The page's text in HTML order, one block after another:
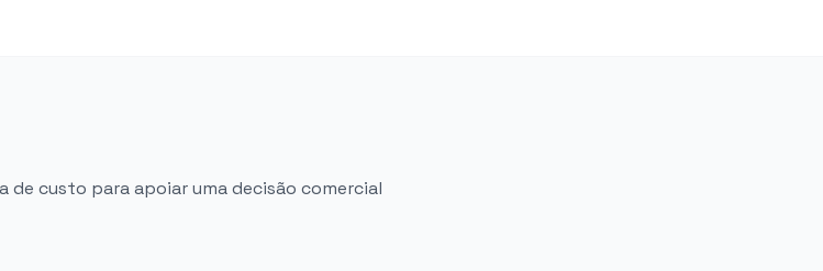
de custo para apoiar uma decisão comercial